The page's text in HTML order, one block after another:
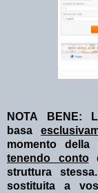
NOTA BENE:
basa
momento
tenendo conto
struttura
sostituita a